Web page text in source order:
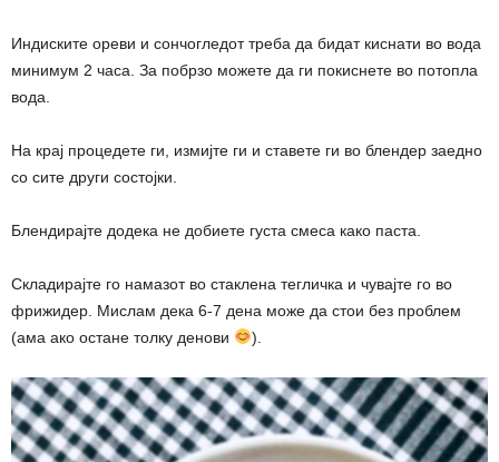
Индиските ореви и сончогледот треба да бидат киснати во вода
минимум 2 часа. За побрзо можете да ги покиснете во потопла
вода.
На крај процедете ги, измијте ги и ставете ги во блендер заедно
со сите други состојки.
Блендирајте додека не добиете густа смеса како паста.
Складирајте го намазот во стаклена тегличка и чувајте го во
фрижидер. Мислам дека 6-7 дена може да стои без проблем
(ама ако остане толку денови
).